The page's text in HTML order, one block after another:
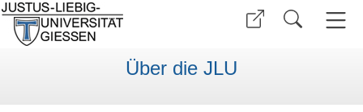
Über die JLU